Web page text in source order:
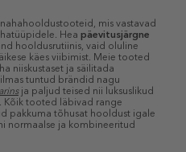
mis vastavad
Hea päevitusjärgne
hooldusrutiinis, vaid oluline
käes viibimist. Meie tooted
niiskustaset ja säilitada
tuntud brändid nagu
ja paljud teised nii luksuslikud
Kõik tooted läbivad range
pakkuma tõhusat hooldust igale
normaalse ja kombineeritud